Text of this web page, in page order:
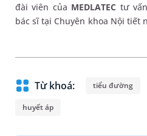
đài viên của MEDLATEC tư
bác sĩ tại Chuyên khoa Nội tiết
Từ khoá: tiểu đường
huyết áp